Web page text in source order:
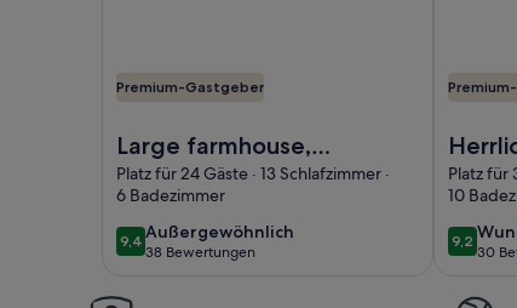
Premium-Gastgeber
Large farmhouse,
north of Angers, 13
bedrooms with
swimming pool, 2
minutes from Les
Briottières
Platz für 24 Gäste · 13 Schlafzimmer ·
6 Badezimmer
9,49,4 von 10
Außergewöhnlich
außergewöhnlich
38 Bewertungen
(38
Pool
Platz für
10
9,29,2 von
30
(30